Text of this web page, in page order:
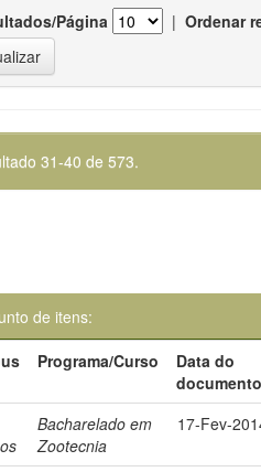
Página | Ordenar
31-40 de 573.
de itens:
Programa/Curso
Data do
documento
Bacharelado em
Zootecnia
17-Fev-